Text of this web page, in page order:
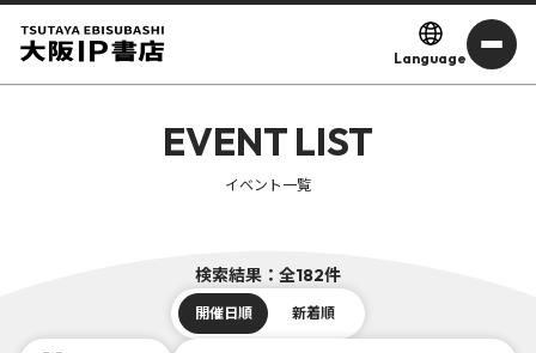
Language
EVENT LIST
イベント一覧
検索結果：全182件
開催日順 新着順